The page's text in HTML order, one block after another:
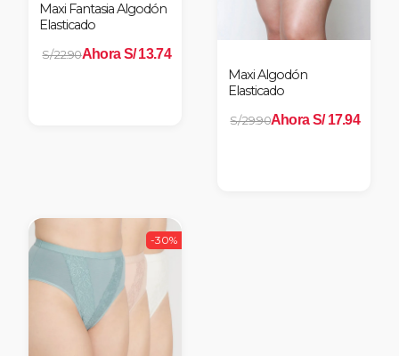
Maxi Fantasia Algodón
Elasticado
S/ 22.90Ahora S/ 13.74
Maxi Algodón
Elasticado
S/ 29.90Ahora S/ 17.94
-30%